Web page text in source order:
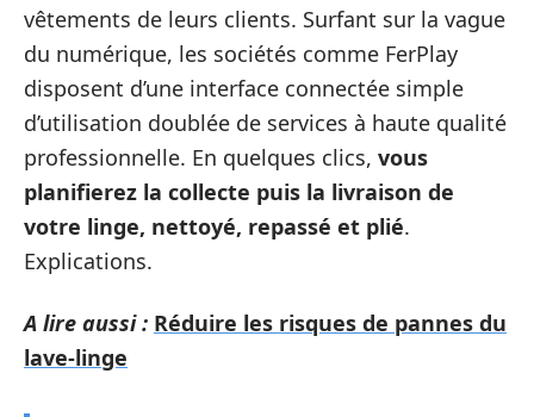
vêtements de leurs clients. Surfant sur la vague
du numérique, les sociétés comme FerPlay
disposent d’une interface connectée simple
d’utilisation doublée de services à haute qualité
professionnelle. En quelques clics, vous
planifierez la collecte puis la livraison de
votre linge, nettoyé, repassé et plié.
Explications.
A lire aussi : Réduire les risques de pannes du
lave-linge